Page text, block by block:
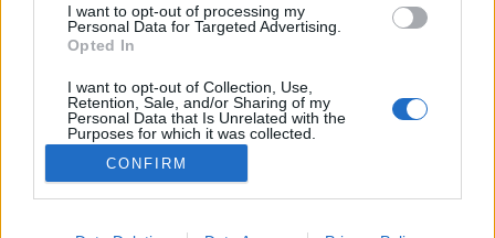
I want to opt-out of processing my
Personal Data for Targeted Advertising.
Opted In
I want to opt-out of Collection, Use,
Retention, Sale, and/or Sharing of my
Personal Data that Is Unrelated with the
Purposes for which it was collected.
Google consents
CONFIRM
NÉPI